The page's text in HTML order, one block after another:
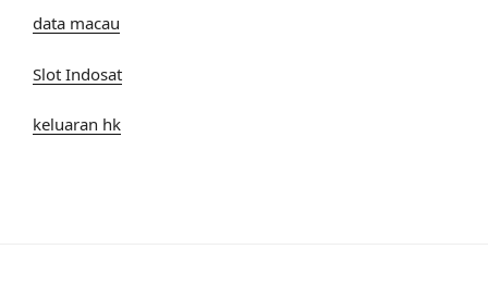
data macau
Slot Indosat
keluaran hk